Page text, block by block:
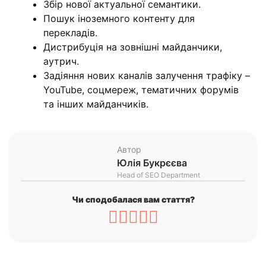
Збір нової актуальної семантики.
Пошук іноземного контенту для
перекладів.
Дистрибуція на зовнішні майданчики,
аутрич.
Задіяння нових каналів залучення трафіку –
YouTube, соцмереж, тематичних форумів
та інших майданчиків.
Автор
Юлія Букрєєва
Head of SEO Department
Чи сподобалася вам стаття?